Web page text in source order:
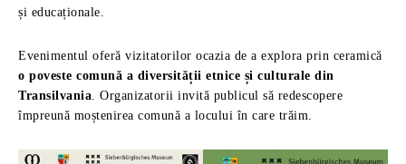
și educaționale.
Evenimentul oferă vizitatorilor ocazia de a explora prin ceramică
o poveste comună a diversității etnice și culturale din
Transilvania. Organizatorii invită publicul să redescopere
împreună moștenirea comună a locului în care trăim.